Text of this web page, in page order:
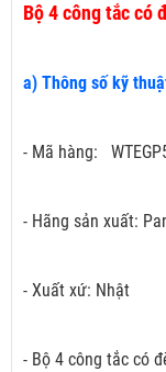
Bộ 4 công tắc có
a) Thông số kỹ
- Mã hàng:
- Hãng sản xuất:
- Xuất xứ: Nhật
- Bộ 4 công tắc có